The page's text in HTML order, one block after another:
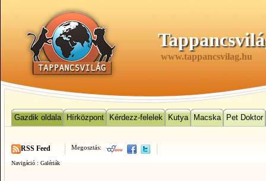
www.tappancsvilag.hu
Gazdik oldala Hírközpont Kérdezz-felelek Kutya Macska Pet Doktor
Megosztás:
RSS Feed
Navigáció : Galériák